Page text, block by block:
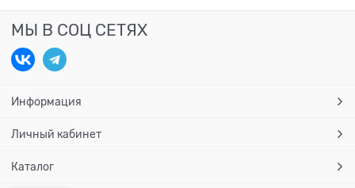
МЫ В СОЦ СЕТЯХ
Информация
Личный кабинет
Каталог